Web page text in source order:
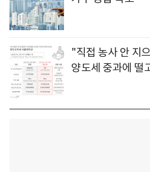
"직접 농사 안 지
양도세 중과에 떨